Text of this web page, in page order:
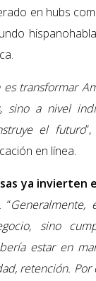
en hubs
transformar
sino a nivel
el futuro
en línea.
ya invierten
. “
sino
estar en
retención.